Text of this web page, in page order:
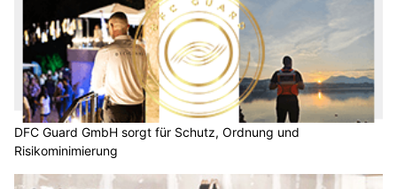
DFC Guard GmbH sorgt für Schutz, Ordnung und
Risikominimierung